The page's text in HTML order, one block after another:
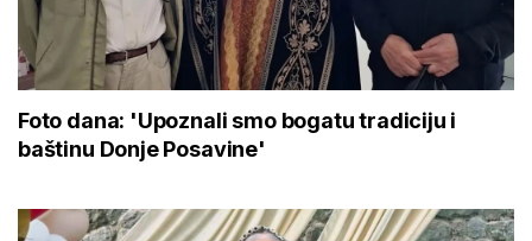
Foto dana: 'Upoznali smo bogatu tradiciju i
baštinu Donje Posavine'